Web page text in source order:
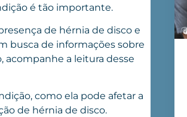
é tão importante.
de hérnia de disco e
busca de informações sobre
acompanhe a leitura desse
como ela pode afetar a
de hérnia de disco.